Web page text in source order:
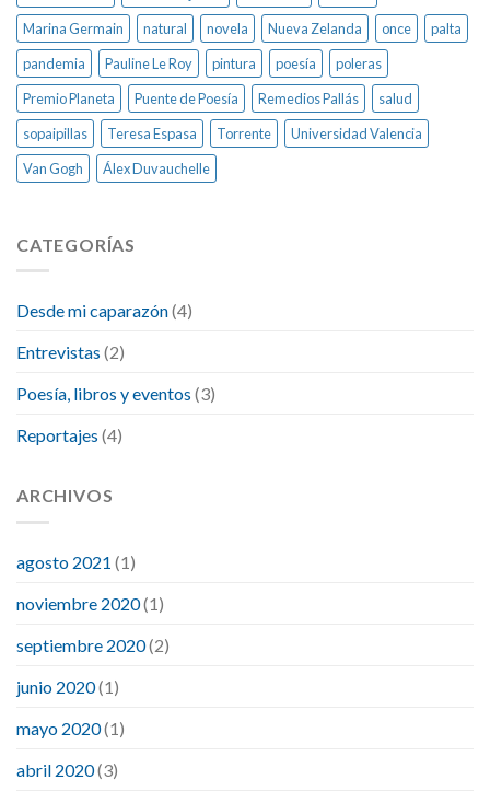
Marina Germain
natural novela Nueva Zelanda once
palta
pandemia
Pauline Le Roy pintura poesía
poleras
Premio Planeta
Puente de Poesía Remedios Pallás
salud
sopaipillas
Teresa Espasa Torrente
Universidad Valencia
Van Gogh
Álex Duvauchelle
CATEGORÍAS
Desde mi caparazón(4)
Entrevistas (2)
Poesía, libros y eventos (3)
Reportajes (4)
ARCHIVOS
agosto 2021 (1)
noviembre 2020(1)
septiembre 2020(2)
junio 2020(1)
mayo 2020(1)
abril 2020(3)